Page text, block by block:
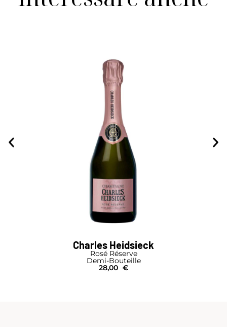
Charles Heidsieck
Rosé Réserve
Demi-Bouteille
28,00 €